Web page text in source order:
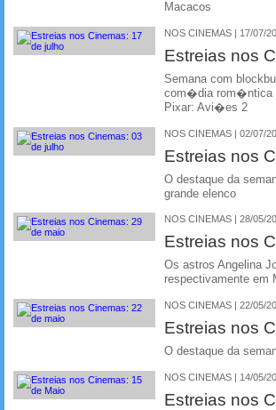
Macacos
NOS CINEMAS | 17/07/
Estreias nos
Semana com
com�dia rom�ntica
Pixar: Avi�es 2
NOS CINEMAS | 02/07/
Estreias nos
O destaque da
grande elenco
NOS CINEMAS | 28/05/
Estreias nos
Os astros Angelina
respectivamente
NOS CINEMAS | 22/05/
Estreias nos
O destaque da
NOS CINEMAS | 14/05/
Estreias nos